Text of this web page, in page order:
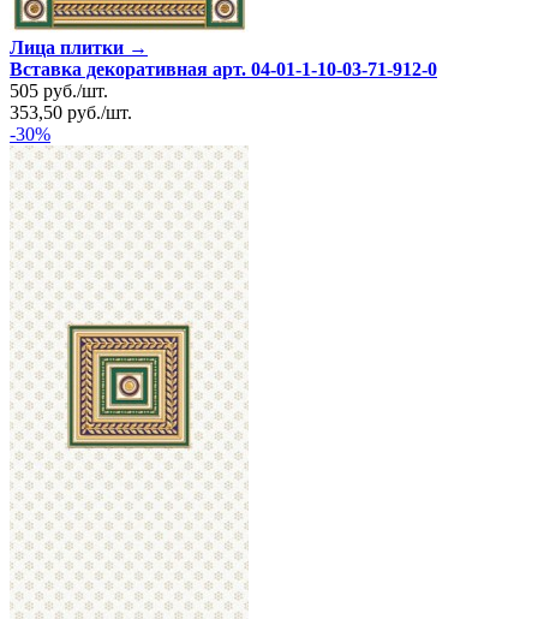
Лица плитки →
Вставка декоративная арт. 04-01-1-10-03-71-912-0
505 руб./шт.
353,50 руб./шт.
-30%